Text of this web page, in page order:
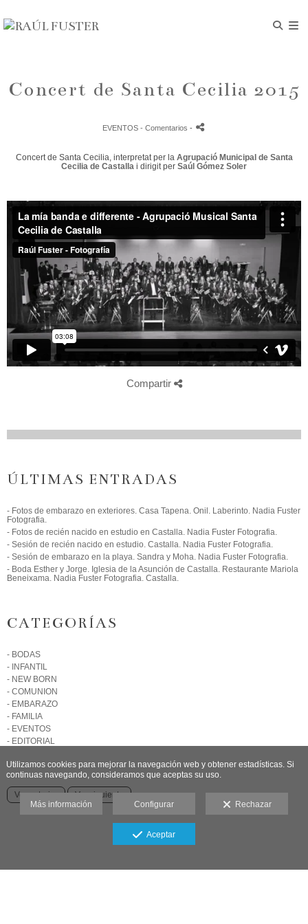
Concert de Santa Cecilia 2015
EVENTOS - Comentarios -
Concert de Santa Cecilia​, interpretat per la Agrupació Municipal de Santa
Cecilia de Castalla i dirigit per Saúl Gómez Soler
Compartir
ÚLTIMAS ENTRADAS
- Fotos de embarazo en exteriores. Casa Tapena. Onil. Laberinto. Nadia Fuster
Fotografia.
- Fotos de recién nacido en estudio en Castalla. Nadia Fuster Fotografia.
- Sesión de recién nacido en estudio. Castalla. Nadia Fuster Fotografia.
- Sesión de embarazo en la playa. Sandra y Moha. Nadia Fuster Fotografia.
- Boda Esther y Jorge. Iglesia de la Asunción de Castalla. Restaurante Mariola
Beneixama. Nadia Fuster Fotografia. Castalla.
CATEGORÍAS
- BODAS
- INFANTIL
- NEW BORN
- COMUNION
- EMBARAZO
- FAMILIA
- EVENTOS
- EDITORIAL
Ver anterior Ver siguiente
Utilizamos cookies para mejorar la navegación web y obtener estadísticas. Si
continuas navegando, consideramos que aceptas su uso.
Más información Configurar Rechazar
Aceptar